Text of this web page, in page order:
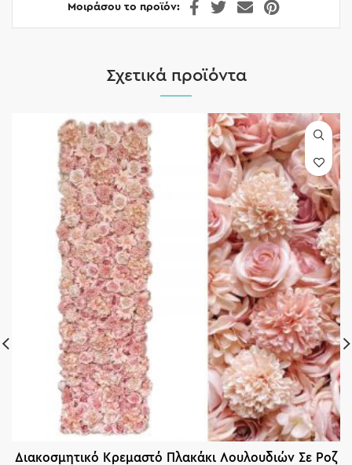
Μοιράσου το προϊόν
Σχετικά προϊόντα
Διακοσμητικό Κρεμαστό Πλακάκι Λουλουδιών Σε Ροζ